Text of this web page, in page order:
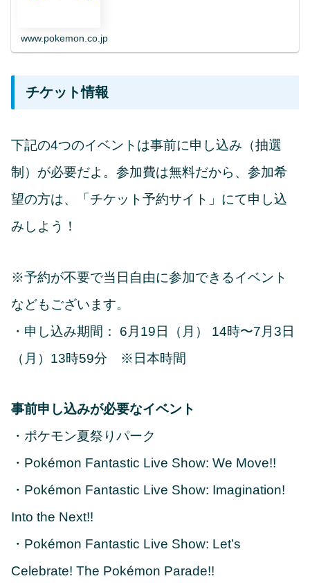
www.pokemon.co.jp
チケット情報
下記の4つのイベントは事前に申し込み（抽選
制）が必要だよ。参加費は無料だから、参加希
望の方は、「チケット予約サイト」にて申し込
みしよう！
※予約が不要で当日自由に参加できるイベント
などもございます。
・申し込み期間： 6月19日（月） 14時〜7月3日
（月）13時59分 ※日本時間
事前申し込みが必要なイベント
・ポケモン夏祭りパーク
・Pokémon Fantastic Live Show: We Move!!
・Pokémon Fantastic Live Show: Imagination!
Into the Next!!
・Pokémon Fantastic Live Show: Let’s
Celebrate! The Pokémon Parade!!